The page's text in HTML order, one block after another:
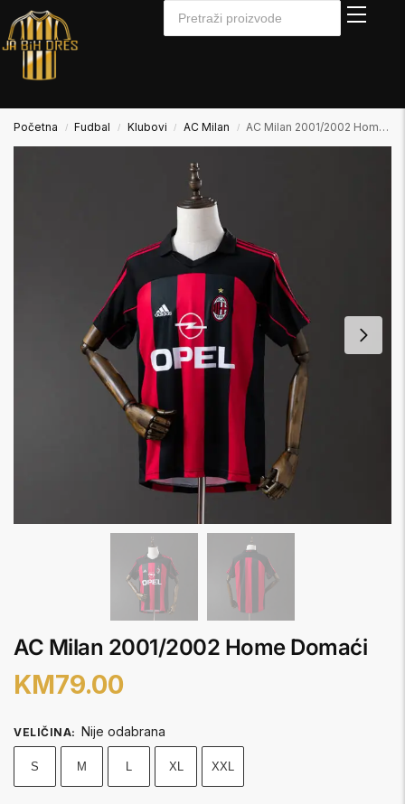
Početna / Fudbal / Klubovi / AC Milan / AC Milan 2001/2002 Home Domaći
AC Milan 2001/2002 Home Domaći
KM79.00
VELIČINA: Nije odabrana
S M L XL XXL